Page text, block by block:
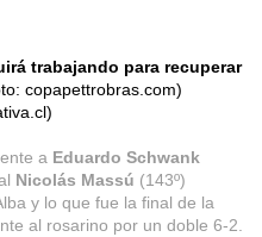
trabajando para recuperar
copapettrobras.com)
a Eduardo Schwank
Nicolás Massú (143º)
y lo que fue la final de la
al rosarino por un doble 6-2.